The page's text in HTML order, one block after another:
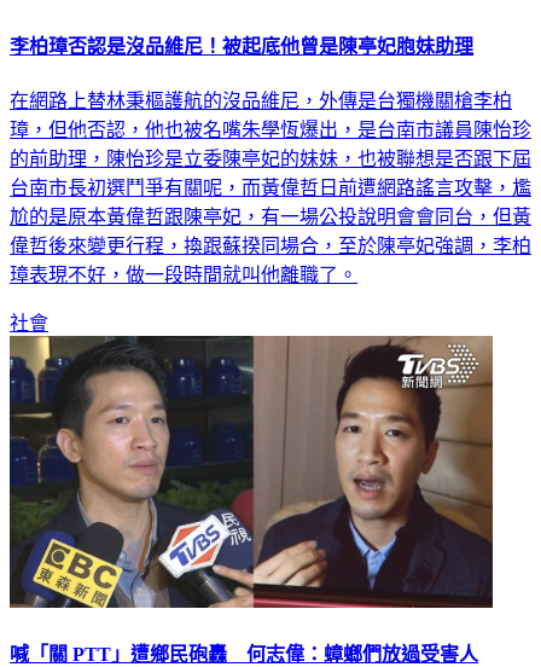
李柏璋否認是沒品維尼！被起底他曾是陳亭妃胞妹助理
在網路上替林秉樞護航的沒品維尼，外傳是台獨機關槍李柏
璋，但他否認，他也被名嘴朱學恆爆出，是台南市議員陳怡珍
的前助理，陳怡珍是立委陳亭妃的妹妹，也被聯想是否跟下屆
台南市長初選鬥爭有關呢，而黃偉哲日前遭網路謠言攻擊，尷
尬的是原本黃偉哲跟陳亭妃，有一場公投說明會會同台，但黃
偉哲後來變更行程，換跟蘇揆同場合，至於陳亭妃強調，李柏
璋表現不好，做一段時間就叫他離職了。
社會
喊「關 PTT」遭鄉民砲轟 何志偉：蟑螂們放過受害人